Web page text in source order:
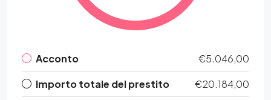
Acconto
€5.046,00
Importo totale del prestito
€20.184,00